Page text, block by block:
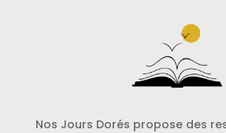
Nos Jours Dorés propose des